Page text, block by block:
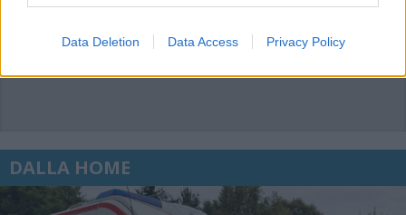
Data Deletion Data Access Privacy Policy
DALLA HOME